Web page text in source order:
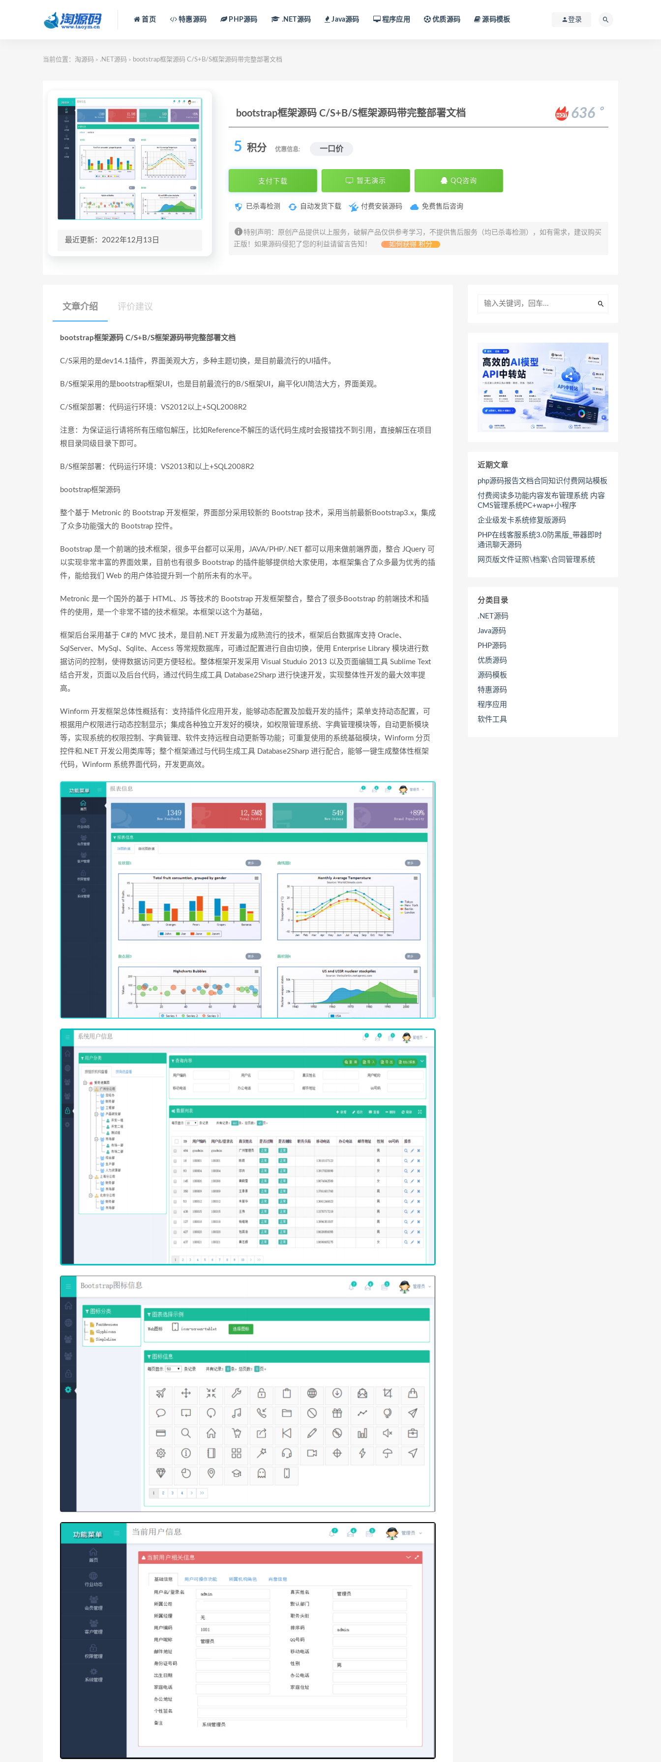
首页 特惠源码 PHP源码 .NET源码 Java源码 程序应用 优质源码 源码模板 登录
当前位置： 淘源码 > .NET源码 > bootstrap框架源码 C/S+B/S框架源码带完整部署文档
最近更新：2022年12月13日
bootstrap框架源码 C/S+B/S框架源码带完整部署文档 636
。
5 积分 优惠信息: 一口价
支付下载 暂无演示 QQ咨询
已杀毒检测 自动发货下载 付费安装源码 免费售后咨询
特别声明：原创产品提供以上服务，破解产品仅供参考学习，不提供售后服务（均已杀毒检测），如有需求，建议购买
正版！如果源码侵犯了您的利益请留言告知！
如何获得 积分
文章介绍 评价建议
bootstrap框架源码 C/S+B/S框架源码带完整部署文档
C/S采用的是dev14.1插件，界面美观大方，多种主题切换，是目前最流行的UI插件。
B/S框架采用的是bootstrap框架UI，也是目前最流行的B/S框架UI，扁平化UI简洁大方，界面美观。
C/S框架部署：代码运行环境：VS2012以上+SQL2008R2
注意：为保证运行请将所有压缩包解压，比如Reference不解压的话代码生成时会报错找不到引用，直接解压在项目
根目录同级目录下即可。
B/S框架部署：代码运行环境：VS2013和以上+SQL2008R2
bootstrap框架源码
整个基于 Metronic 的 Bootstrap 开发框架，界面部分采用较新的 Bootstrap 技术，采用当前最新Bootstrap3.x，集成
了众多功能强大的 Bootstrap 控件。
Bootstrap 是一个前端的技术框架，很多平台都可以采用，JAVA/PHP/.NET 都可以用来做前端界面，整合 JQuery 可
以实现非常丰富的界面效果，目前也有很多 Bootstrap 的插件能够提供给大家使用，本框架集合了众多最为优秀的插
件，能给我们 Web 的用户体验提升到一个前所未有的水平。
Metronic 是一个国外的基于 HTML、JS 等技术的 Bootstrap 开发框架整合，整合了很多Bootstrap 的前端技术和插
件的使用，是一个非常不错的技术框架。本框架以这个为基础，
框架后台采用基于 C#的 MVC 技术，是目前.NET 开发最为成熟流行的技术，框架后台数据库支持 Oracle、
SqlServer、MySql、Sqlite、Access 等常规数据库，可通过配置进行自由切换，使用 Enterprise Library 模块进行数
据访问的控制，使得数据访问更方便轻松。整体框架开发采用 Visual Studuio 2013 以及页面编辑工具 Sublime Text
结合开发，页面以及后台代码，通过代码生成工具 Database2Sharp 进行快速开发，实现整体性开发的最大效率提
高。
Winform 开发框架总体性概括有：支持插件化应用开发，能够动态配置及加载开发的插件；菜单支持动态配置，可
根据用户权限进行动态控制显示；集成各种独立开发好的模块，如权限管理系统、字典管理模块等，自动更新模块
等，实现系统的权限控制、字典管理、软件支持远程自动更新等功能；可重复使用的系统基础模块，Winform 分页
控件和.NET 开发公用类库等；整个框架通过与代码生成工具 Database2Sharp 进行配合，能够一键生成整体性框架
代码，Winform 系统界面代码，开发更高效。
近期文章
php源码报告文档合同知识付费网站模板
付费阅读多功能内容发布管理系统 内容
CMS管理系统PC+wap+小程序
企业级发卡系统修复版源码
PHP在线客服系统3.0防黑版_带器即时
通讯聊天源码
网页版文件证照\档案\合同管理系统
分类目录
.NET源码
Java源码
PHP源码
优质源码
源码模板
特惠源码
程序应用
软件工具